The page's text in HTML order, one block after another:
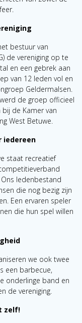
bestuur van
de vereniging op te
en een gebrek aan
van 12 leden vol en
Geldermalsen.
de groep officieel
bij de Kamer van
West Betuwe.
iedereen
staat recreatief
ledenbestand
die nog bezig zijn
Een ervaren speler
die hun spel willen
we ook twee
een barbecue,
onderlinge band en
de vereniging.
zelf!